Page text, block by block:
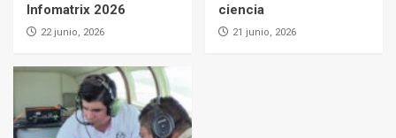
Infomatrix 2026
22 junio, 2026
ciencia
21 junio, 2026